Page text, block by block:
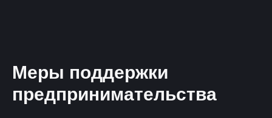
Меры поддержки
предпринимательства